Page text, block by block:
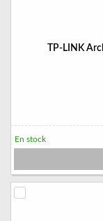
TP-LINK
En stock